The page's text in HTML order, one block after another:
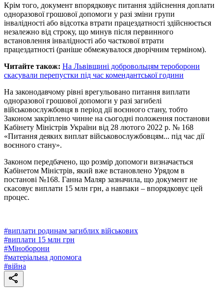
Крім того, документ впорядковує питання здійснення доплати
одноразової грошової допомоги у разі зміни групи
інвалідності або відсотка втрати працездатності здійснюється
незалежно від строку, що минув після первинного
встановлення інвалідності або часткової втрати
працездатності (раніше обмежувалося дворічним терміном).
Читайте також: На Львівщині добровольцям тероборони
скасували перепустки під час комендантської години
На законодавчому рівні врегульовано питання виплати
одноразової грошової допомоги у разі загибелі
військовослужбовця в період дії воєнного стану, тобто
Законом закріплено чинне на сьогодні положення постанови
Кабінету Міністрів України від 28 лютого 2022 р. № 168
«Питання деяких виплат військовослужбовцям... під час дії
воєнного стану».
Законом передбачено, що розмір допомоги визначається
Кабінетом Міністрів, який вже встановлено Урядом в
постанові №168. Ганна Маляр зазначила, що документ не
скасовує виплати 15 млн грн, а навпаки – впорядковує цей
процес.
#виплати родинам загиблих військових
#виплати 15 млн грн
#Міноборони
#матеріальна допомога
#війна